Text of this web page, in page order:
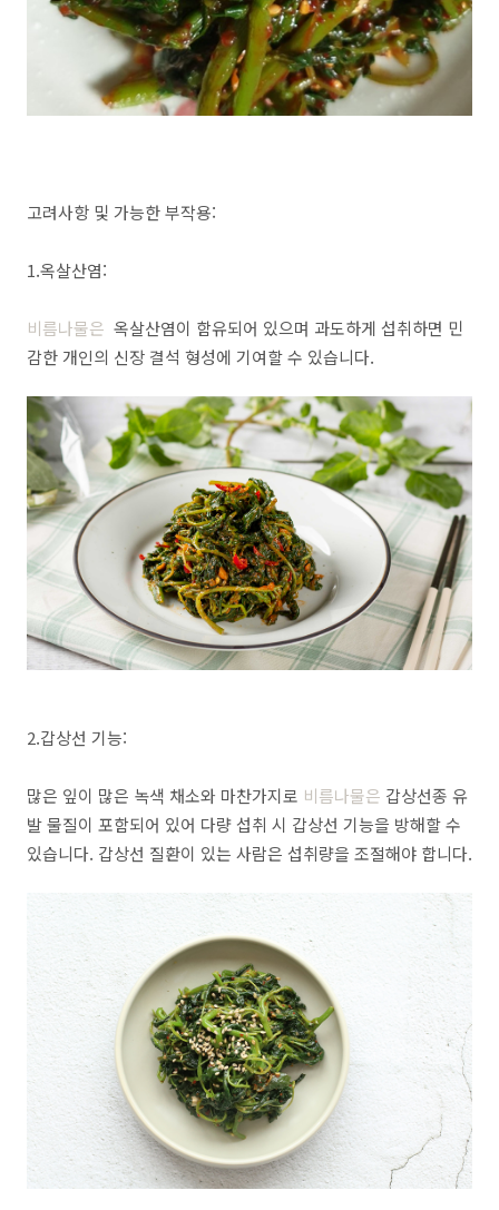
고려사항 및 가능한 부작용:
1.옥살산염:
비름나물은 옥살산염이 함유되어 있으며 과도하게 섭취하면 민
감한 개인의 신장 결석 형성에 기여할 수 있습니다.
2.갑상선 기능:
많은 잎이 많은 녹색 채소와 마찬가지로 비름나물은 갑상선종 유
발 물질이 포함되어 있어 다량 섭취 시 갑상선 기능을 방해할 수
있습니다. 갑상선 질환이 있는 사람은 섭취량을 조절해야 합니다.